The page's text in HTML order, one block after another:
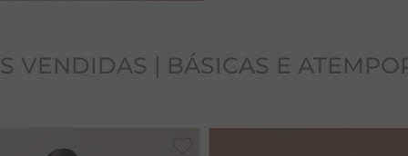
VENDIDAS | BÁSICAS E